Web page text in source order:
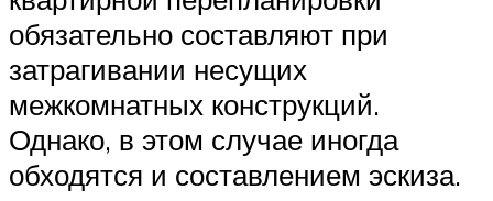
обязательно составляют при
затрагивании несущих
межкомнатных конструкций.
Однако, в этом случае иногда
обходятся и составлением эскиза.